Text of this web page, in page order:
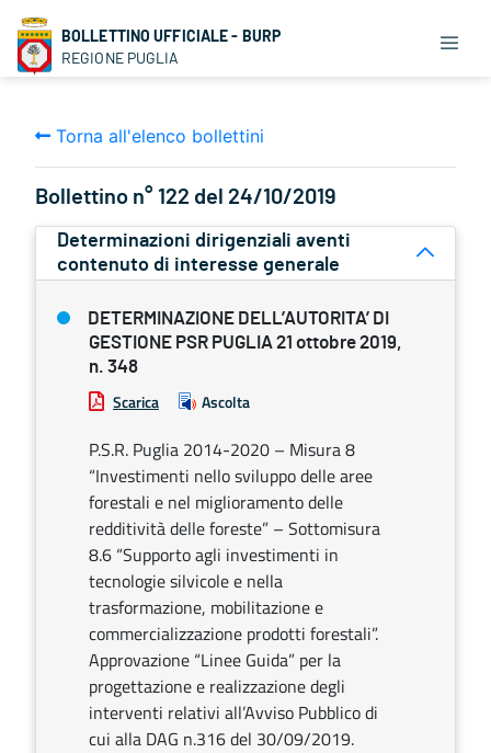
BOLLETTINO UFFICIALE - BURP
REGIONE PUGLIA
Torna all'elenco bollettini
Bollettino n° 122 del 24/10/2019
Determinazioni dirigenziali aventi
contenuto di interesse generale
DETERMINAZIONE DELL’AUTORITA’ DI
GESTIONE PSR PUGLIA 21 ottobre 2019,
n. 348
Scarica Ascolta
P.S.R. Puglia 2014-2020 – Misura 8
“Investimenti nello sviluppo delle aree
forestali e nel miglioramento delle
redditività delle foreste” – Sottomisura
8.6 “Supporto agli investimenti in
tecnologie silvicole e nella
trasformazione, mobilitazione e
commercializzazione prodotti forestali”.
Approvazione “Linee Guida” per la
progettazione e realizzazione degli
interventi relativi all’Avviso Pubblico di
cui alla DAG n.316 del 30/09/2019.